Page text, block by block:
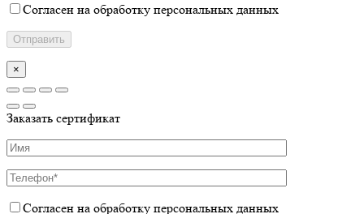
Согласен на обработку персональных данных
×
Заказать сертификат
Согласен на обработку персональных данных